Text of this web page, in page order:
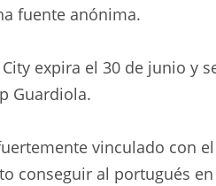
fuente anónima.
expira el 30 de junio y
Guardiola.
vinculado con
conseguir al portugués en